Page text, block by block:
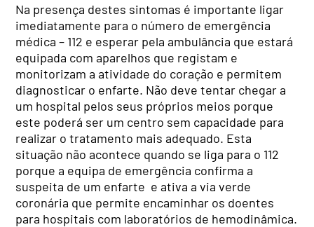
Na presença destes sintomas é importante ligar
imediatamente para o número de emergência
médica – 112 e esperar pela ambulância que estará
equipada com aparelhos que registam e
monitorizam a atividade do coração e permitem
diagnosticar o enfarte. Não deve tentar chegar a
um hospital pelos seus próprios meios porque
este poderá ser um centro sem capacidade para
realizar o tratamento mais adequado. Esta
situação não acontece quando se liga para o 112
porque a equipa de emergência confirma a
suspeita de um enfarte e ativa a via verde
coronária que permite encaminhar os doentes
para hospitais com laboratórios de hemodinâmica.